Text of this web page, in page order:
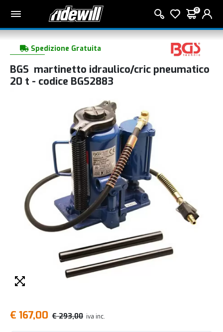
0
Spedizione Gratuita
BGS martinetto idraulico/cric pneumatico
20 t - codice BGS2883
€ 167,00 € 293,00 iva inc.